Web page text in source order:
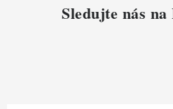
Sledujte nás